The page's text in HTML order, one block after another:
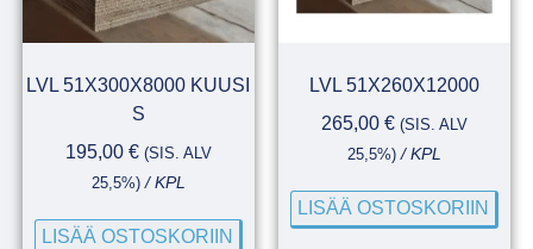
LVL 51X300X8000 KUUSI
S
195,00 € (SIS. ALV
25,5%)/ KPL
LISÄÄ OSTOSKORIIN
LVL 51X260X12000
265,00€ (SIS. ALV
25,5%) / KPL
LISÄÄ OSTOSKORIIN